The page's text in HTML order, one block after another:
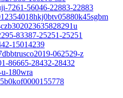
7261-56046-22883-22883
83387-25251-25251
15014239
062529-z
86665-28432-28432
180wra